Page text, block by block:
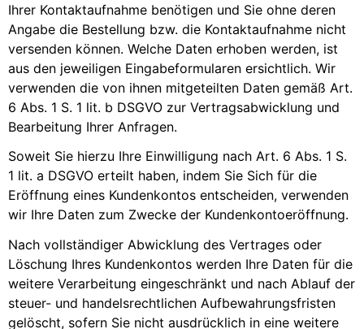
Ihrer Kontaktaufnahme benötigen und Sie ohne deren
Angabe die Bestellung bzw. die Kontaktaufnahme nicht
versenden können. Welche Daten erhoben werden, ist
aus den jeweiligen Eingabeformularen ersichtlich. Wir
verwenden die von ihnen mitgeteilten Daten gemäß Art.
6 Abs. 1 S. 1 lit. b DSGVO zur Vertragsabwicklung und
Bearbeitung Ihrer Anfragen.
Soweit Sie hierzu Ihre Einwilligung nach Art. 6 Abs. 1 S.
1 lit. a DSGVO erteilt haben, indem Sie Sich für die
Eröffnung eines Kundenkontos entscheiden, verwenden
wir Ihre Daten zum Zwecke der Kundenkontoeröffnung.
Nach vollständiger Abwicklung des Vertrages oder
Löschung Ihres Kundenkontos werden Ihre Daten für die
weitere Verarbeitung eingeschränkt und nach Ablauf der
steuer- und handelsrechtlichen Aufbewahrungsfristen
gelöscht, sofern Sie nicht ausdrücklich in eine weitere